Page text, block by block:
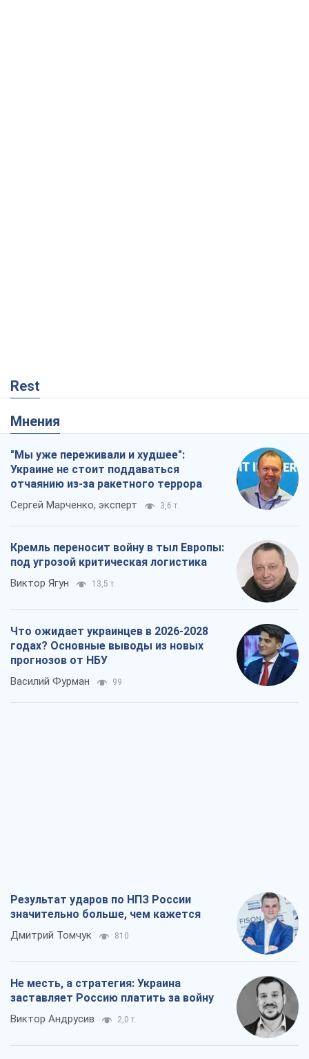
Rest
Мнения
"Мы уже переживали и худшее":
Украине не стоит поддаваться
отчаянию из-за ракетного террора
Сергей Марченко, эксперт 3,6 т.
Кремль переносит войну в тыл Европы:
под угрозой критическая логистика
Виктор Ягун 13,5 т.
Что ожидает украинцев в 2026-2028
годах? Основные выводы из новых
прогнозов от НБУ
Василий Фурман 99
Результат ударов по НПЗ России
значительно больше, чем кажется
Дмитрий Томчук 810
Не месть, а стратегия: Украина
заставляет Россию платить за войну
Виктор Андрусив 2,0 т.